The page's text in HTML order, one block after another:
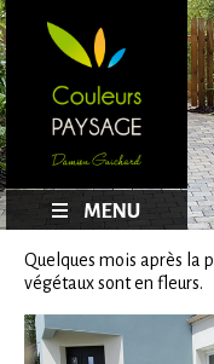
Quelques mois après la
végétaux sont en fleurs.